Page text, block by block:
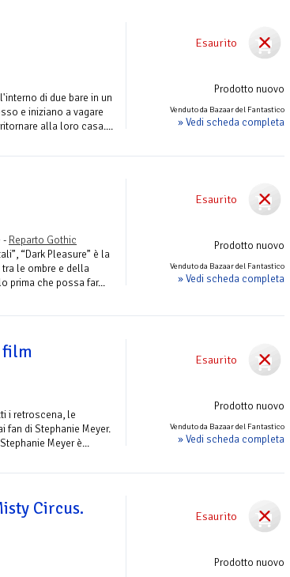
Esaurito
Prodotto nuovo
Venduto da Bazaar del Fantastico
» Vedi scheda completa
di due bare in un
e iniziano a vagare
alla loro casa....
Esaurito
Prodotto nuovo
Venduto da Bazaar del Fantastico
» Vedi scheda completa
- Reparto Gothic
“Dark Pleasure” è la
le ombre e della
prima che possa far...
Esaurito
Prodotto nuovo
Venduto da Bazaar del Fantastico
» Vedi scheda completa
film
i retroscena, le
fan di Stephanie Meyer.
Meyer è...
Esaurito
Prodotto nuovo
Circus.